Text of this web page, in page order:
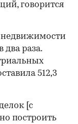
говорится
недвижимости
два раза.
512,3
[с
построить